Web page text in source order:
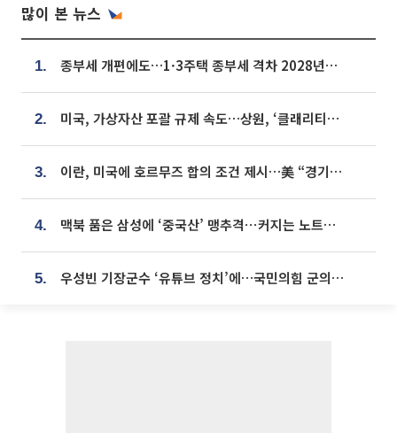
많이 본 뉴스
1. 종부세 개편에도…1·3주택 종부세 격차 2028년부터 확대
2. 미국, 가상자산 포괄 규제 속도…상원, ‘클래리티법’ 9월 절차투표 추진
3. 이란, 미국에 호르무즈 합의 조건 제시…美 “경기 아직 안 끝나” [종합]
4. 맥북 품은 삼성에 ‘중국산’ 맹추격⋯커지는 노트북 OLED 시장
5. 우성빈 기장군수 ‘유튜브 정치’에…국민의힘 군의원들 집단 반발